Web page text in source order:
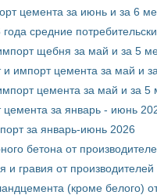
цемента за июнь и за 6
средние
щебня за май и за 5
импорт цемента за май и
цемента за май и за
за январь - июнь
за январь-июнь 2026
бетона от
и гравия от
(кроме белого)